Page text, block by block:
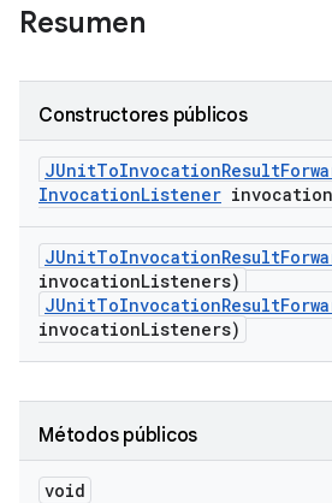
Resumen
Constructores públicos
JUnitToInvocationResult
InvocationListener invocation
JUnitToInvocationResult
invocationListeners)
invocationListeners)
Métodos públicos
void